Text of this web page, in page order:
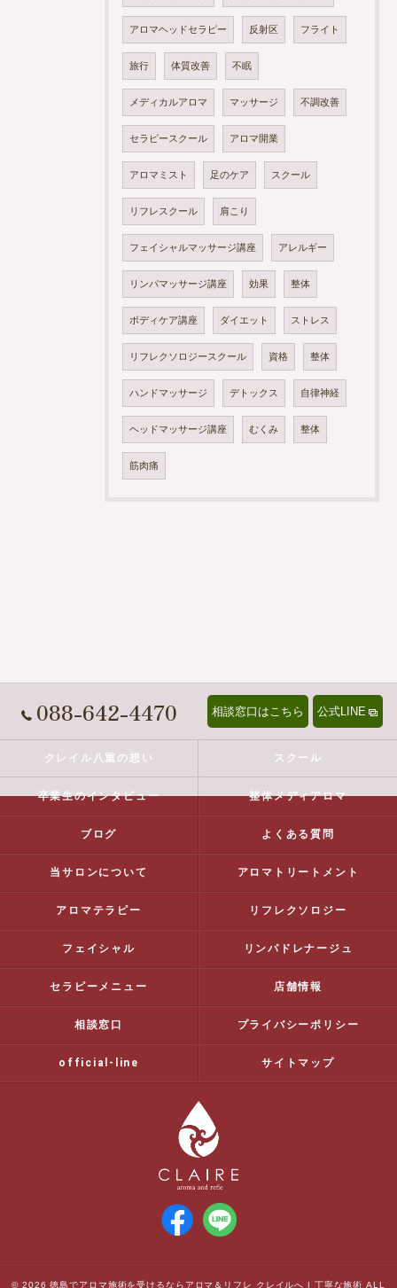
アロマヘッドセラピー 反射区 フライト
旅行 体質改善 不眠
メディカルアロマ マッサージ 不調改善
セラピースクール アロマ開業
アロマミスト 足のケア スクール
リフレスクール 肩こり
フェイシャルマッサージ講座 アレルギー
リンパマッサージ講座 効果 整体
ボディケア講座 ダイエット ストレス
リフレクソロジースクール 資格 整体
ハンドマッサージ デトックス 自律神経
ヘッドマッサージ講座 むくみ 整体
筋肉痛
088-642-4470 相談窓口はこちら 公式LINE
クレイル八重の想い スクール
卒業生のインタビュー 整体メディアロマ
ブログ よくある質問
当サロンについて アロマトリートメント
アロマテラピー リフレクソロジー
フェイシャル リンパドレナージュ
セラピーメニュー 店舗情報
相談窓口 プライバシーポリシー
official-line サイトマップ
© 2026 徳島でアロマ施術を受けるならアロマ＆リフレ クレイルへ | 丁寧な施術 ALL